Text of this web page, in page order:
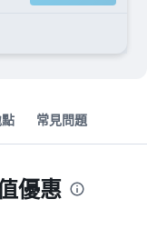
常見問題
優惠